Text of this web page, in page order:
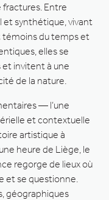
Entre
et synthétique, vivant
du temps et
elles se
invitent à une
de la nature.
— l’une
et contextuelle
artistique à
heure de Liège, le
regorge de lieux où
et se questionne.
géographiques